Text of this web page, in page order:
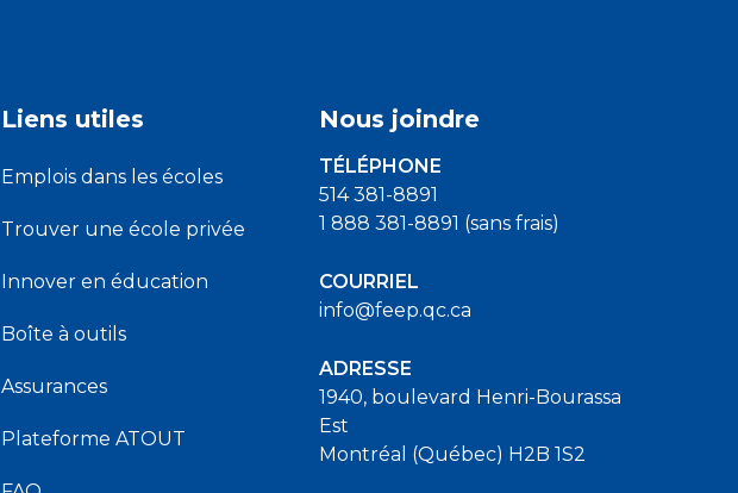
Liens utiles
Emplois dans les écoles
Trouver une école privée
Innover en éducation
Boîte à outils
Assurances
Plateforme ATOUT
Nous joindre
TÉLÉPHONE
514 381-8891
1 888 381-8891 (sans frais)
COURRIEL
info@feep.qc.ca
ADRESSE
1940, boulevard Henri-Bourassa
Est
Montréal (Québec) H2B 1S2